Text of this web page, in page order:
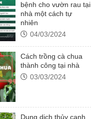
bệnh cho vườn rau tại
nhà một cách tự
nhiên
04/03/2024
Cách trồng cà chua
thành công tại nhà
03/03/2024
Dung dịch thủy canh